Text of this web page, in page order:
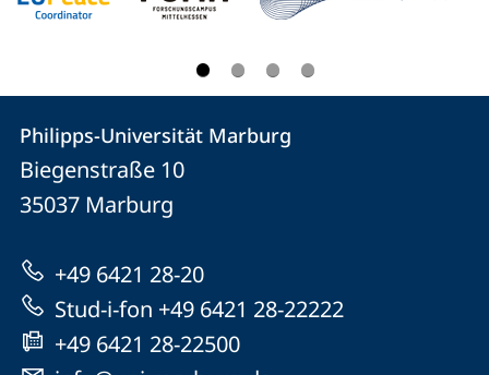
Kontakt
und
Informationen
zur
Website
Kontaktinformationen
Philipps-
Universität
Marburg
Philipps-Universität Marburg
Biegenstraße 10
35037 Marburg
+49 6421 28-20
Stud-i-fon +49 6421 28-22222
+49 6421 28-22500